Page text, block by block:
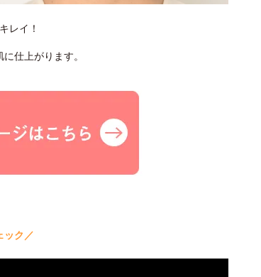
レイ！
仕上がります。
ック／